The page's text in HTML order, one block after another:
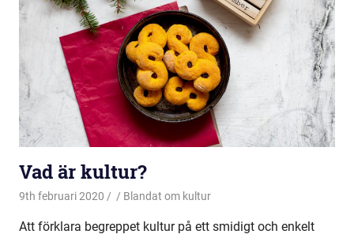
Vad är kultur?
9th februari 2020 Blandat om kultur
Att förklara begreppet kultur på ett smidigt och enkelt